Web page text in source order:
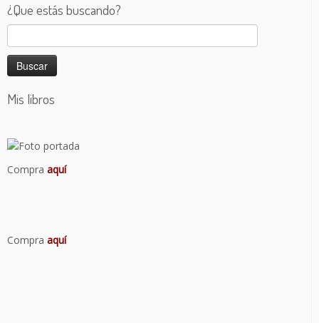
¿Que estás buscando?
Mis libros
Compra aquí
Compra aquí